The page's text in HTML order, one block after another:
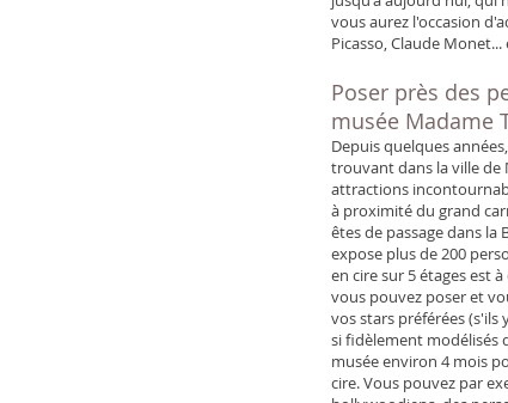
vous aurez l'occasion
Picasso, Claude
Poser près des
musée Madame
Depuis quelques
trouvant dans la ville de
attractions
à proximité du grand
êtes de passage dans la
expose plus de 200
en cire sur 5 étages est
vous pouvez poser et
vos stars préférées (s'ils
si fidèlement modélisés
musée environ 4 mois
cire. Vous pouvez par